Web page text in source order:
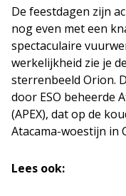
De feestdagen zijn
nog even met een
spectaculaire
werkelijkheid zie je
sterrenbeeld Orion.
door ESO beheerde
(APEX), dat op de
Atacama-woestijn in
Lees ook: